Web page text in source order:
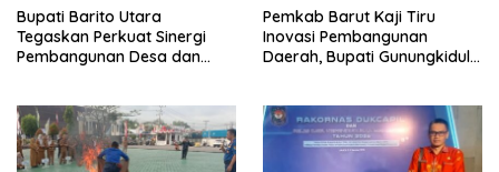
Bupati Barito Utara
Tegaskan Perkuat Sinergi
Pembangunan Desa dan
Pemkab Barut Kaji Tiru
Inovasi Pembangunan
Daerah, Bupati Gunungkidul
Lokal dan Pelestarian
Lingkungan